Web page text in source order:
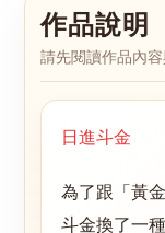
作品說明
請先閱讀作品內
日進斗金
為了跟「黃
斗金換了一